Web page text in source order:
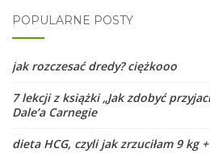
POPULARNE POSTY
jak rozczesać dredy? ciężkooo
7 lekcji z książki „Jak zdobyć
Dale’a Carnegie
dieta HCG, czyli jak zrzuciłam 9 kg